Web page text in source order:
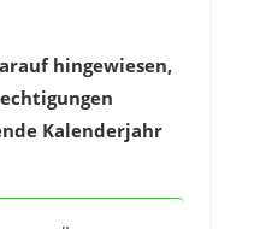
hingewiesen,
Kalenderjahr